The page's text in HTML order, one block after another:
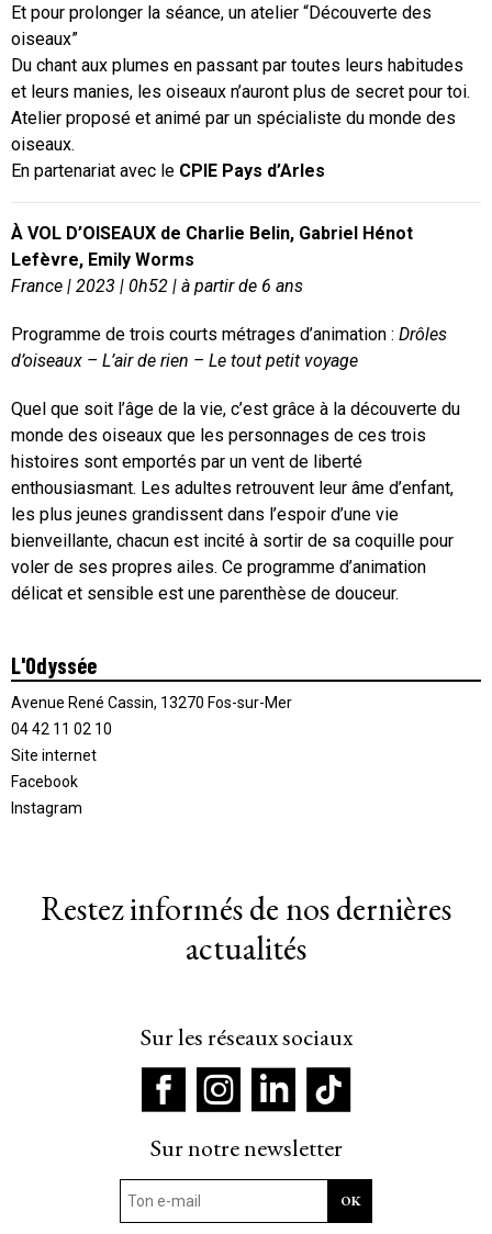
Et pour prolonger la séance, un atelier “Découverte des
oiseaux”
Du chant aux plumes en passant par toutes leurs habitudes
et leurs manies, les oiseaux n’auront plus de secret pour toi.
Atelier proposé et animé par un spécialiste du monde des
oiseaux.
En partenariat avec le CPIE Pays d’Arles
À VOL D’OISEAUX de Charlie Belin, Gabriel Hénot
Lefèvre, Emily Worms
France | 2023 | 0h52 | à partir de 6 ans
Programme de trois courts métrages d’animation : Drôles
d’oiseaux – L’air de rien – Le tout petit voyage
Quel que soit l’âge de la vie, c’est grâce à la découverte du
monde des oiseaux que les personnages de ces trois
histoires sont emportés par un vent de liberté
enthousiasmant. Les adultes retrouvent leur âme d’enfant,
les plus jeunes grandissent dans l’espoir d’une vie
bienveillante, chacun est incité à sortir de sa coquille pour
voler de ses propres ailes. Ce programme d’animation
délicat et sensible est une parenthèse de douceur.
L'Odyssée
Avenue René Cassin, 13270 Fos-sur-Mer
04 42 11 02 10
Site internet
Facebook
Instagram
Restez informés de nos dernières
actualités
Sur les réseaux sociaux
Sur notre newsletter